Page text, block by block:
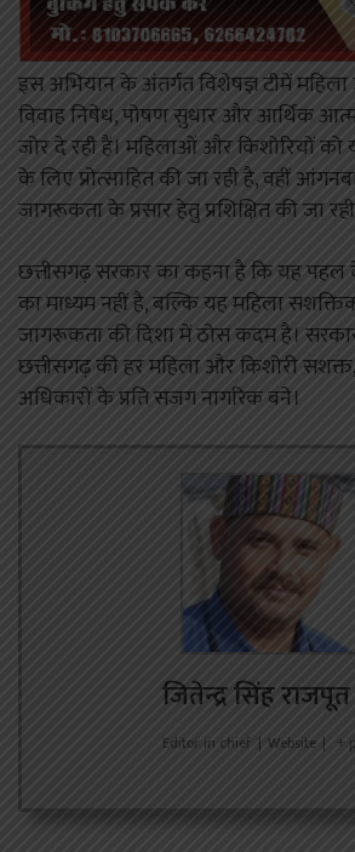
इस अभियान के अंतर्गत विशेषज्ञ टीमें
विवाह निषेध, पोषण सुधार और आर्थिक
जोर दे रही हैं। महिलाओं और किशोरियों
के लिए प्रोत्साहित की जा रही है, वहीं
जागरूकता के प्रसार हेतु प्रशिक्षित की जा
छत्तीसगढ़ सरकार का कहना है कि यह
का माध्यम नहीं है, बल्कि यह महिला
जागरूकता की दिशा में ठोस कदम है।
छत्तीसगढ़ की हर महिला और किशोरी
अधिकारों के प्रति सजग नागरिक बने।
जितेन्द्र सिंह राजपूत
Editor in chief | Website | +